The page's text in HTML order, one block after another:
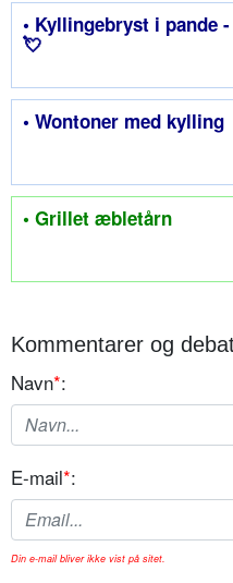
• Kyllingebryst i pande
💘
• Wontoner med kylling
• Grillet æbletårn
Kommentarer og
Navn*:
E-mail*:
Din e-mail bliver ikke vist på sitet.